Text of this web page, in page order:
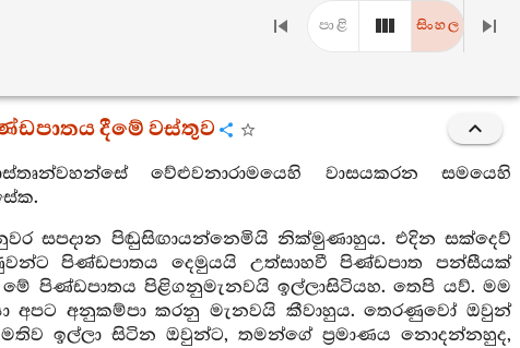
පාළි සිංහල
දීමේ වස්තුව
වේළුවනාරාමයෙහි වාසයකරන සමයෙහි
සපදාන පිඬුසිඟායන්නෙමියි නික්මුණාහුය. එදින සක්දෙව්
පිණ්ඩපාතය දෙමුයයි උත්සාහවී පිණ්ඩපාත පන්සීයක්
පිණ්ඩපාතය පිළිගනුමැනවයි ඉල්ලාසිටියහ. තෙපි යව්. මම
අපට අනුකම්පා කරනු මැනවයි කීවාහුය. තෙරණුවෝ ඔවුන්
ඉල්ලා සිටින ඔවුන්ට, තමන්ගේ ප්‍රමාණය නොදන්නහුද,